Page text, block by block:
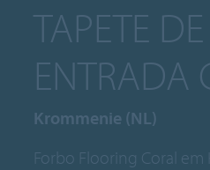
TAPETE DE
ENTRADA
Krommenie (NL)
Forbo Flooring Coral em